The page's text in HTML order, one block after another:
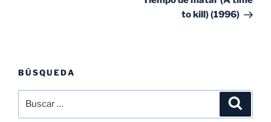
to kill) (1996)
BÚSQUEDA
por: